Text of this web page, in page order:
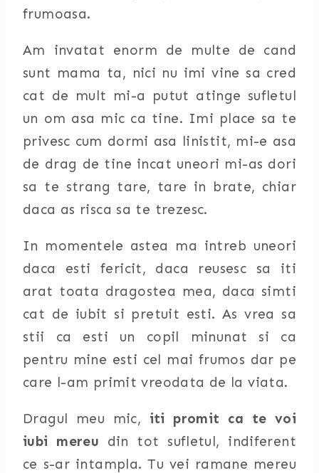
frumoasa.
Am invatat enorm de multe de cand
sunt mama ta, nici nu imi vine sa cred
cat de mult mi-a putut atinge sufletul
un om asa mic ca tine. Imi place sa te
privesc cum dormi asa linistit, mi-e asa
de drag de tine incat uneori mi-as dori
sa te strang tare, tare in brate, chiar
daca as risca sa te trezesc.
In momentele astea ma intreb uneori
daca esti fericit, daca reusesc sa iti
arat toata dragostea mea, daca simti
cat de iubit si pretuit esti. As vrea sa
stii ca esti un copil minunat si ca
pentru mine esti cel mai frumos dar pe
care l-am primit vreodata de la viata.
Dragul meu mic, iti promit ca te voi
iubi mereu din tot sufletul, indiferent
ce s-ar intampla. Tu vei ramane mereu